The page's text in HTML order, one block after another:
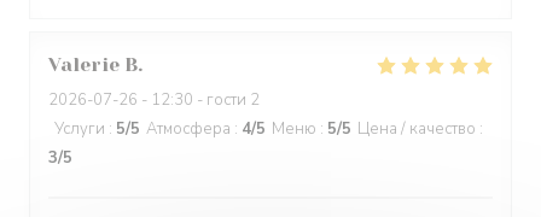
Valerie B
2026-07-26 - 12:30 - гости 2
Услуги : 5/5 Атмосфера : 4/5 Меню : 5/5 Цена / качество :
3/5